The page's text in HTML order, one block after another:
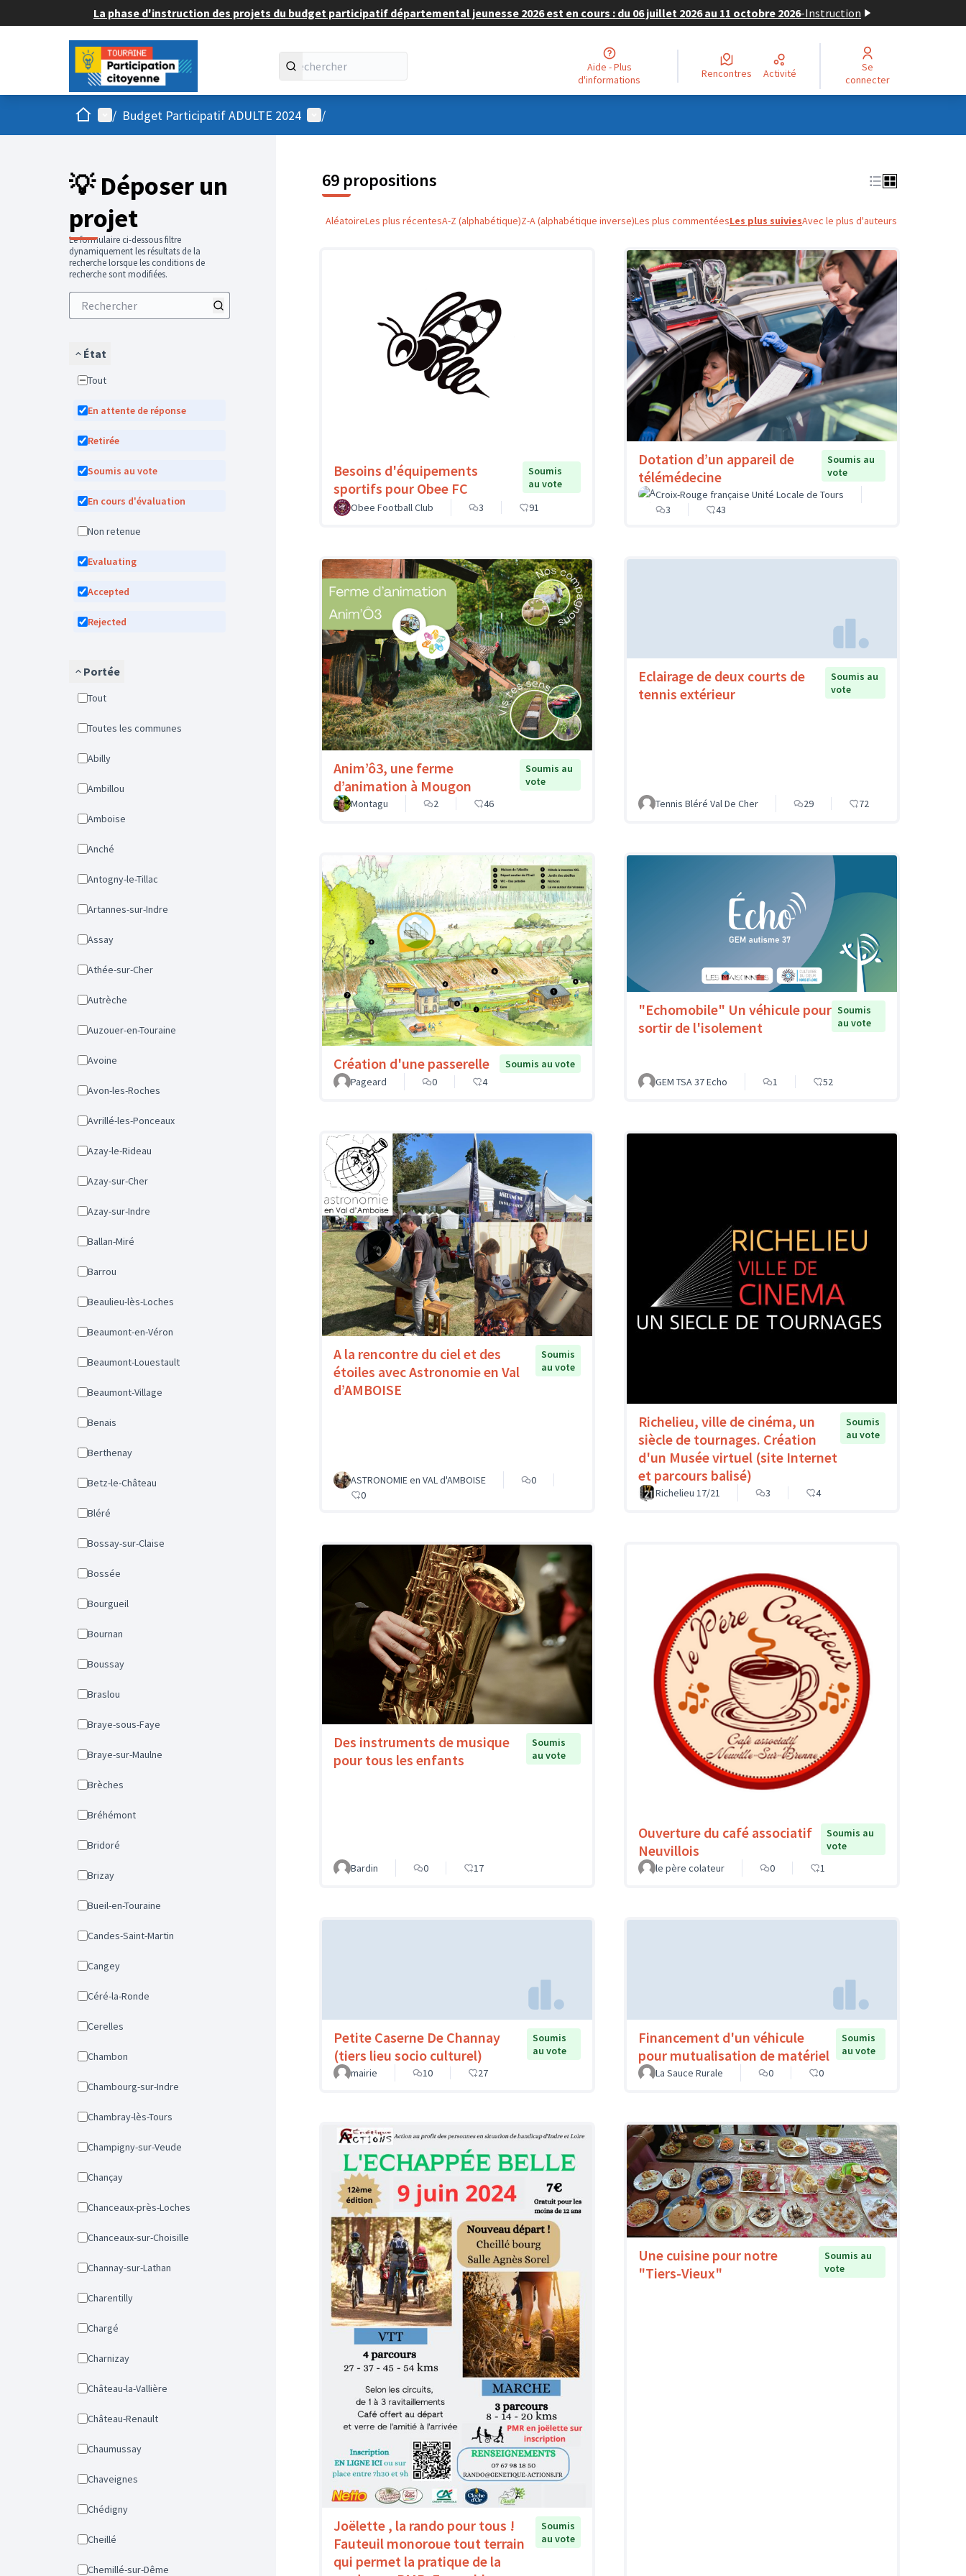
La phase d'instruction des projets du budget participatif départemental jeunesse 2026 est en cours : du 06 juillet 2026 au 11 octobre 2026-Instruction
Aide - Plus
d'informations
Rencontres Activité
Se
connecter
AccueilMenu principal
/ Budget Participatif ADULTE 2024 Menu utilisateur
/
💡 Déposer un
projet
Le formulaire ci-dessous filtre
dynamiquement les résultats de la
recherche lorsque les conditions de
recherche sont modifiées.
État
Tout
En attente de réponse
Retirée
Soumis au vote
En cours d'évaluation
Non retenue
Evaluating
Accepted
Rejected
Portée
Tout
Toutes les communes
Abilly
Ambillou
Amboise
Anché
Antogny-le-Tillac
Artannes-sur-Indre
Assay
Athée-sur-Cher
Autrèche
Auzouer-en-Touraine
Avoine
Avon-les-Roches
Avrillé-les-Ponceaux
Azay-le-Rideau
Azay-sur-Cher
Azay-sur-Indre
Ballan-Miré
Barrou
Beaulieu-lès-Loches
Beaumont-en-Véron
Beaumont-Louestault
Beaumont-Village
Benais
Berthenay
Betz-le-Château
Bléré
Bossay-sur-Claise
Bossée
Bourgueil
Bournan
Boussay
Braslou
Braye-sous-Faye
Braye-sur-Maulne
Brèches
Bréhémont
Bridoré
Brizay
Bueil-en-Touraine
Candes-Saint-Martin
Cangey
Céré-la-Ronde
Cerelles
Chambon
Chambourg-sur-Indre
Chambray-lès-Tours
Champigny-sur-Veude
Chançay
Chanceaux-près-Loches
Chanceaux-sur-Choisille
Channay-sur-Lathan
Charentilly
Chargé
Charnizay
Château-la-Vallière
Château-Renault
Chaumussay
Chaveignes
Chédigny
Cheillé
Chemillé-sur-Dême
69 propositions
AléatoireLes plus récentesA-Z (alphabétique)Z-A (alphabétique inverse)Les plus commentéesLes plus suiviesAvec le plus d'auteurs
Besoins d'équipements
sportifs pour Obee FC
Soumis
au vote
Obee Football Club
3 91
Dotation d’un appareil de
télémédecine
Soumis au
vote
Croix-Rouge française Unité Locale de Tours
3
43
Anim’ô3, une ferme
d’animation à Mougon
Soumis au
vote
Montagu
2 46
Eclairage de deux courts de
tennis extérieur
Soumis au
vote
Tennis Bléré Val De Cher 29 72
Création d'une passerelle
Soumis au vote
Pageard
0 4
"Echomobile" Un véhicule pour
sortir de l'isolement
Soumis
au vote
GEM TSA 37 Echo 1 52
A la rencontre du ciel et des
étoiles avec Astronomie en Val
d’AMBOISE
Soumis
au vote
ASTRONOMIE en VAL d'AMBOISE
0
0
Richelieu, ville de cinéma, un
siècle de tournages. Création
d'un Musée virtuel (site Internet
et parcours balisé)
Soumis
au vote
Richelieu 17/21 3 4
Des instruments de musique
pour tous les enfants
Soumis
au vote
Bardin 0 17
Ouverture du café associatif
Neuvillois
Soumis au
vote
le père colateur
0 1
Petite Caserne De Channay
(tiers lieu socio culturel)
Soumis
au vote
mairie
10 27
Financement d'un véhicule
pour mutualisation de matériel
Soumis
au vote
La Sauce Rurale
0 0
Joëlette , la rando pour tous !
Fauteuil monoroue tout terrain
qui permet la pratique de la
Soumis
au vote
Une cuisine pour notre
"Tiers-Vieux"
Soumis au
vote